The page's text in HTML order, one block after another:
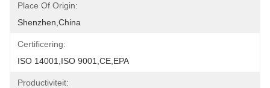
Place Of Origin:
Shenzhen,China
Certificering:
ISO 14001,ISO 9001,CE,EPA
Productiviteit: